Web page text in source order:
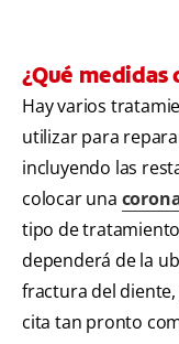
¿Qué medidas
Hay varios
utilizar para
incluyendo las
colocar una
tipo de
dependerá de la
fractura del
cita tan pronto